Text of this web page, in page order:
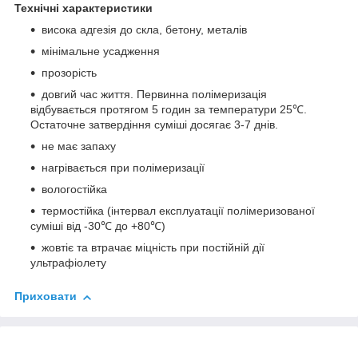
Технічні характеристики
висока адгезія до скла, бетону, металів
мінімальне усадження
прозорість
довгий час життя. Первинна полімеризація
відбувається протягом 5 годин за температури 25℃.
Остаточне затвердіння суміші досягає 3-7 днів.
не має запаху
нагрівається при полімеризації
вологостійка
термостійка (інтервал експлуатації полімеризованої
суміші від -30℃ до +80℃)
жовтіє та втрачає міцність при постійній дії
ультрафіолету
Приховати